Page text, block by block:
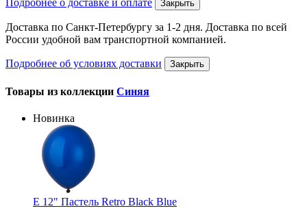
Подробнее о доставке и оплате Закрыть
Доставка по Санкт-Петербургу за 1-2 дня. Доставка по всей
России удобной вам транспортной компанией.
Подробнее об условиях доставки Закрыть
Товары из коллекции Синяя
Новинка
Е 12" Пастель Retro Black Blue